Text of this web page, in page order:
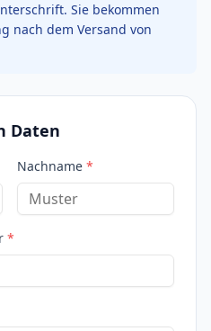
Sie bekommen
nach dem Versand von
Daten
Nachname *
*